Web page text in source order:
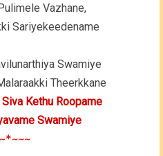
Vazhane,
Sariyekeedename
Swamiye
Theerkkane
Kethu Roopame
Swamiye